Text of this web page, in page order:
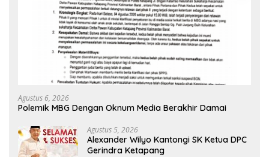
Agustus 6, 2026
Polemik MBG Dengan Oknum Media Berakhir Damai
Agustus 5, 2026
Alexander Wilyo Kantongi SK Ketua DPC
Gerindra Ketapang